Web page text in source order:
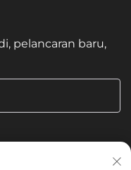
pelancaran baru,